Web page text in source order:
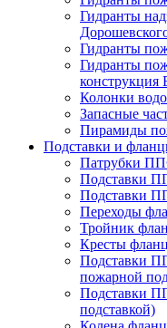
Гидранты
Гидранты
Гидранты
Колонки
Запасные
Пирамиды
Подставки и
Патрубки
Подставки
Подставки
Переходы
Тройник
Кресты
Подставки
пожарной
Подставки
подставкой)